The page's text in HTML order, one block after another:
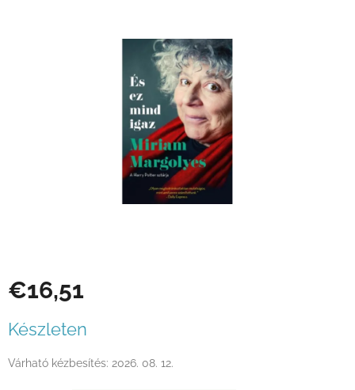
€16,51
Készleten
Várható kézbesítés: 2026. 08. 12.